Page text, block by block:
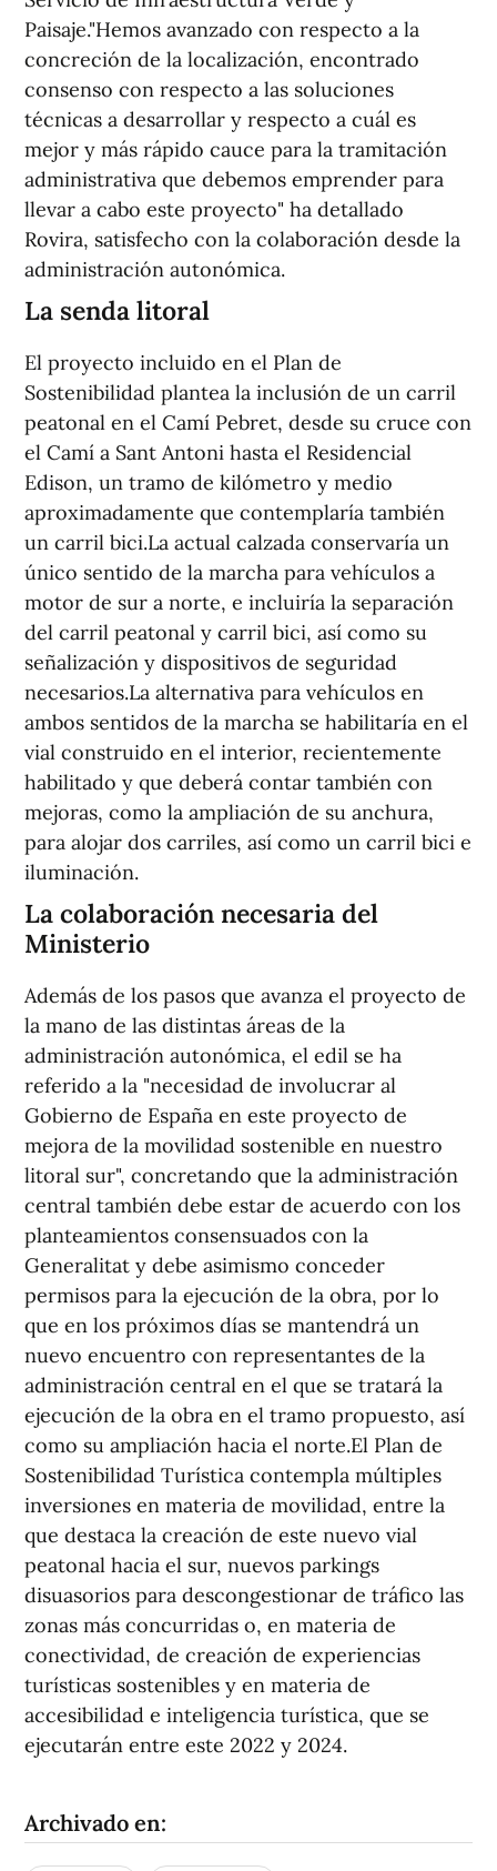
Paisaje."Hemos avanzado con respecto a la
concreción de la localización, encontrado
consenso con respecto a las soluciones
técnicas a desarrollar y respecto a cuál es
mejor y más rápido cauce para la tramitación
administrativa que debemos emprender para
llevar a cabo este proyecto" ha detallado
Rovira, satisfecho con la colaboración desde la
administración autonómica.
La senda litoral
El proyecto incluido en el Plan de
Sostenibilidad plantea la inclusión de un carril
peatonal en el Camí Pebret, desde su cruce con
el Camí a Sant Antoni hasta el Residencial
Edison, un tramo de kilómetro y medio
aproximadamente que contemplaría también
un carril bici.La actual calzada conservaría un
único sentido de la marcha para vehículos a
motor de sur a norte, e incluiría la separación
del carril peatonal y carril bici, así como su
señalización y dispositivos de seguridad
necesarios.La alternativa para vehículos en
ambos sentidos de la marcha se habilitaría en el
vial construido en el interior, recientemente
habilitado y que deberá contar también con
mejoras, como la ampliación de su anchura,
para alojar dos carriles, así como un carril bici e
iluminación.
La colaboración necesaria del
Ministerio
Además de los pasos que avanza el proyecto de
la mano de las distintas áreas de la
administración autonómica, el edil se ha
referido a la "necesidad de involucrar al
Gobierno de España en este proyecto de
mejora de la movilidad sostenible en nuestro
litoral sur", concretando que la administración
central también debe estar de acuerdo con los
planteamientos consensuados con la
Generalitat y debe asimismo conceder
permisos para la ejecución de la obra, por lo
que en los próximos días se mantendrá un
nuevo encuentro con representantes de la
administración central en el que se tratará la
ejecución de la obra en el tramo propuesto, así
como su ampliación hacia el norte.El Plan de
Sostenibilidad Turística contempla múltiples
inversiones en materia de movilidad, entre la
que destaca la creación de este nuevo vial
peatonal hacia el sur, nuevos parkings
disuasorios para descongestionar de tráfico las
zonas más concurridas o, en materia de
conectividad, de creación de experiencias
turísticas sostenibles y en materia de
accesibilidad e inteligencia turística, que se
ejecutarán entre este 2022 y 2024.
Archivado en: